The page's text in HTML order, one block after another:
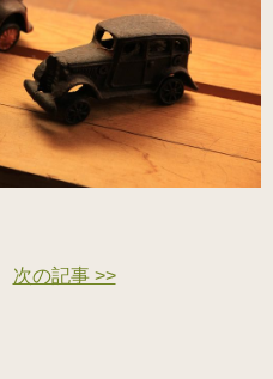
次の記事 >>